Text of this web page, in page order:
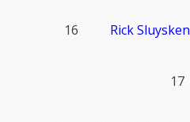
16 Rick
17